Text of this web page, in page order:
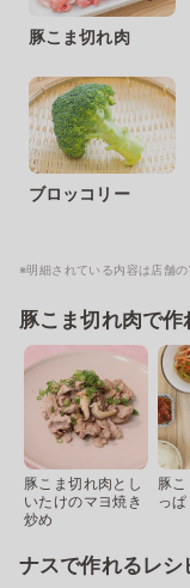
豚こま切れ肉
ブロッコリー
※明細されている内容は店舗
豚こま切れ肉で作
豚こま切れ肉とし
いたけのマヨ焼き
炒め
豚
っ
ナスで作れるレシ